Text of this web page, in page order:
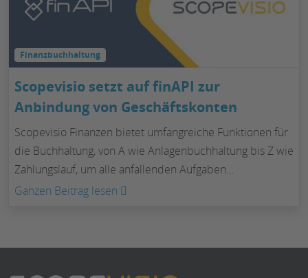
bewerten
Finanzbuchhaltung
Scopevisio setzt auf finAPI zur
Anbindung von Geschäftskonten
Scopevisio Finanzen bietet umfangreiche Funktionen für
die Buchhaltung, von A wie Anlagenbuchhaltung bis Z wie
Zahlungslauf, um alle anfallenden Aufgaben…
Ganzen Beitrag lesen
auf